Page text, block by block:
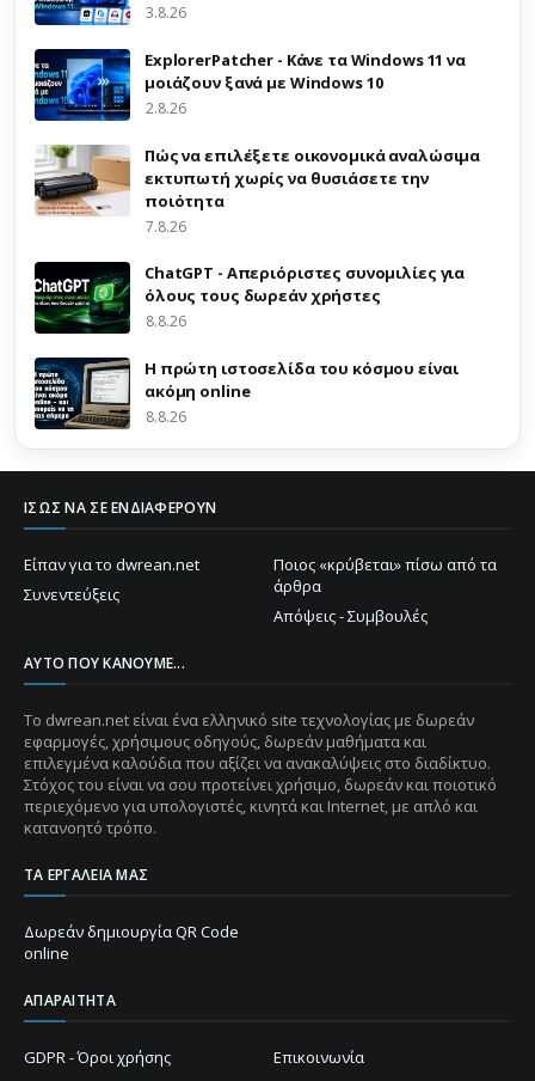
3.8.26
ExplorerPatcher - Κάνε τα Windows 11 να
μοιάζουν ξανά με Windows 10
2.8.26
Πώς να επιλέξετε οικονομικά αναλώσιμα
εκτυπωτή χωρίς να θυσιάσετε την
ποιότητα
7.8.26
ChatGPT - Απεριόριστες συνομιλίες για
όλους τους δωρεάν χρήστες
8.8.26
Η πρώτη ιστοσελίδα του κόσμου είναι
ακόμη online
8.8.26
ΊΣΩΣ ΝΑ ΣΕ ΕΝΔΙΑΦΈΡΟΥΝ
Είπαν για το dwrean.net
Ποιος «κρύβεται» πίσω από τα
άρθρα
Συνεντεύξεις
Απόψεις - Συμβουλές
ΑΥΤΌ ΠΟΥ ΚΆΝΟΥΜΕ...
Το dwrean.net είναι ένα ελληνικό site τεχνολογίας με δωρεάν
εφαρμογές, χρήσιμους οδηγούς, δωρεάν μαθήματα και
επιλεγμένα καλούδια που αξίζει να ανακαλύψεις στο διαδίκτυο.
Στόχος του είναι να σου προτείνει χρήσιμο, δωρεάν και ποιοτικό
περιεχόμενο για υπολογιστές, κινητά και Internet, με απλό και
κατανοητό τρόπο.
ΤΑ ΕΡΓΑΛΕΊΑ ΜΑΣ
Δωρεάν δημιουργία QR Code
online
ΑΠΑΡΑΊΤΗΤΑ
GDPR - Όροι χρήσης Επικοινωνία